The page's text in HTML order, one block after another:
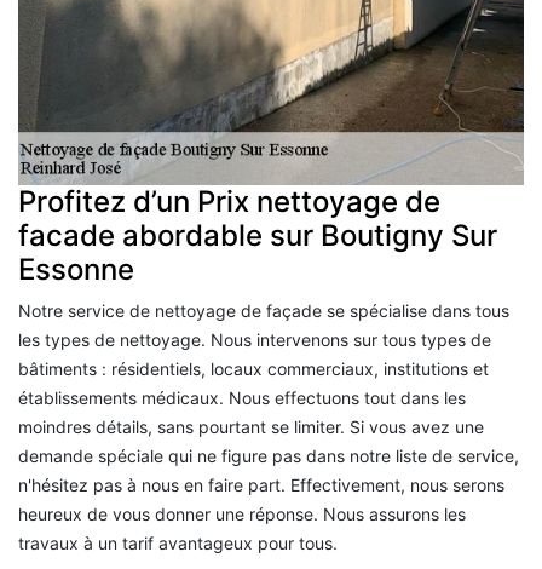
Profitez d’un Prix nettoyage de
facade abordable sur Boutigny Sur
Essonne
Notre service de nettoyage de façade se spécialise dans tous
les types de nettoyage. Nous intervenons sur tous types de
bâtiments : résidentiels, locaux commerciaux, institutions et
établissements médicaux. Nous effectuons tout dans les
moindres détails, sans pourtant se limiter. Si vous avez une
demande spéciale qui ne figure pas dans notre liste de service,
n'hésitez pas à nous en faire part. Effectivement, nous serons
heureux de vous donner une réponse. Nous assurons les
travaux à un tarif avantageux pour tous.